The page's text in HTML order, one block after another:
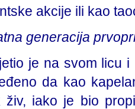
akcije ili kao
generacija
je na svom licu
da kao
živ, iako je bio